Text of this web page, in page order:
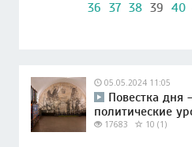
36 37 38 39 40
05.05.2024 11:05
Повестка дня
политические
17683 10 (1)